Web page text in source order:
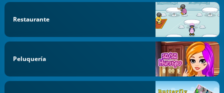
Restaurante
Peluquería